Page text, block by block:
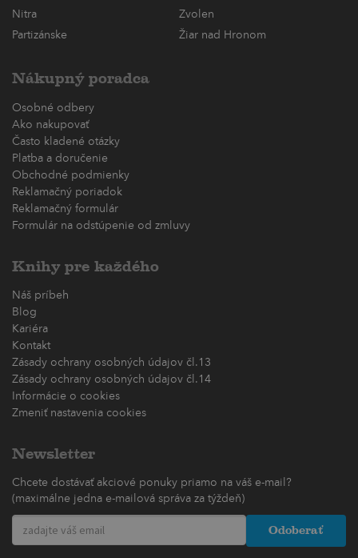
Nitra
Zvolen
Partizánske
Žiar nad Hronom
Nákupný poradca
Osobné odbery
Ako nakupovať
Často kladené otázky
Platba a doručenie
Obchodné podmienky
Reklamačný poriadok
Reklamačný formulár
Formulár na odstúpenie od zmluvy
Knihy pre každého
Náš príbeh
Blog
Kariéra
Kontakt
Zásady ochrany osobných údajov čl.13
Zásady ochrany osobných údajov čl.14
Informácie o cookies
Zmeniť nastavenia cookies
Newsletter
Chcete dostávať akciové ponuky priamo na váš e-mail?
(maximálne jedna e-mailová správa za týždeň)
Odoberať